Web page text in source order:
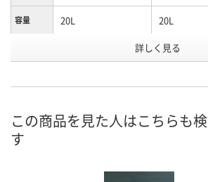
容量 20L 20L
ピンク
号
お届け日
数量
詳しく見る
この商品を見た人はこちらも
す